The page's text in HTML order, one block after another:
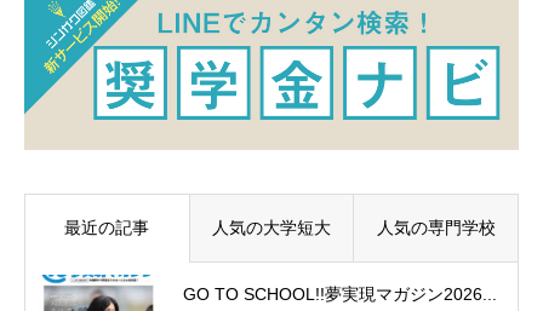
最近の記事 人気の大学短大 人気の専門学校
GO TO SCHOOL!!夢実現マガジン2026...